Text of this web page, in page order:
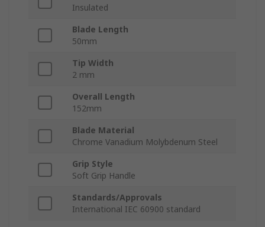
Insulated
Blade Length
50mm
Tip Width
2 mm
Overall Length
152mm
Blade Material
Chrome Vanadium Molybdenum Steel
Grip Style
Soft Grip Handle
Standards/Approvals
International IEC 60900 standard